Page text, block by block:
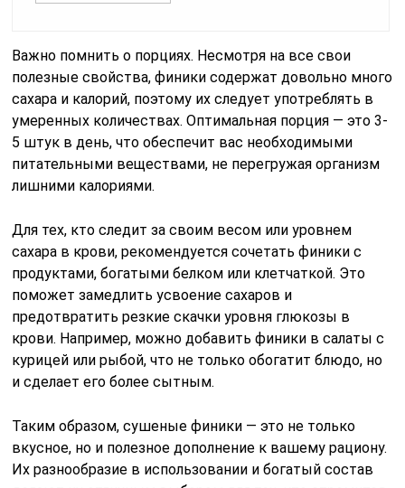
Важно помнить о порциях. Несмотря на все свои
полезные свойства, финики содержат довольно много
сахара и калорий, поэтому их следует употреблять в
умеренных количествах. Оптимальная порция — это 3-
5 штук в день, что обеспечит вас необходимыми
питательными веществами, не перегружая организм
лишними калориями.
Для тех, кто следит за своим весом или уровнем
сахара в крови, рекомендуется сочетать финики с
продуктами, богатыми белком или клетчаткой. Это
поможет замедлить усвоение сахаров и
предотвратить резкие скачки уровня глюкозы в
крови. Например, можно добавить финики в салаты с
курицей или рыбой, что не только обогатит блюдо, но
и сделает его более сытным.
Таким образом, сушеные финики — это не только
вкусное, но и полезное дополнение к вашему рациону.
Их разнообразие в использовании и богатый состав